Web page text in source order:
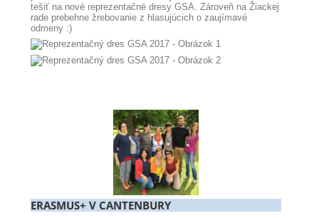
tešiť na nové reprezentačné dresy GSA. Zároveň na Žiackej
rade prebehne žrebovanie z hlasujúcich o zaujímavé
odmeny :)
ERASMUS+ V CANTENBURY